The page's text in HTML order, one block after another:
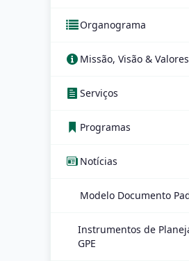
Organograma
Missão, Visão & Valores
Serviços
Programas
Notícias
Modelo Documento
Instrumentos de
GPE